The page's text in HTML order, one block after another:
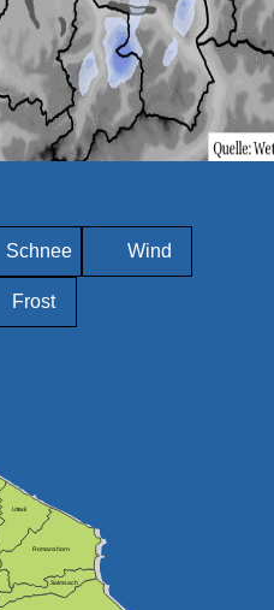
Schnee Wind
Frost
Uttwil
Romanshorn
Salmsach